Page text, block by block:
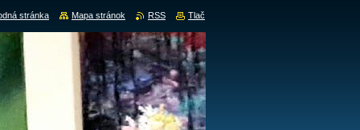
stránka Mapa stránok RSS Tlač